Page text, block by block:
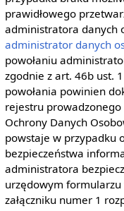
prawidłowego
administratora danych
administrator danych
powołaniu
zgodnie z art. 46b ust.
powołania powinien
rejestru
Ochrony Danych
powstaje w przypadku
bezpieczeństwa
administratora
urzędowym formularzu
załączniku numer 1